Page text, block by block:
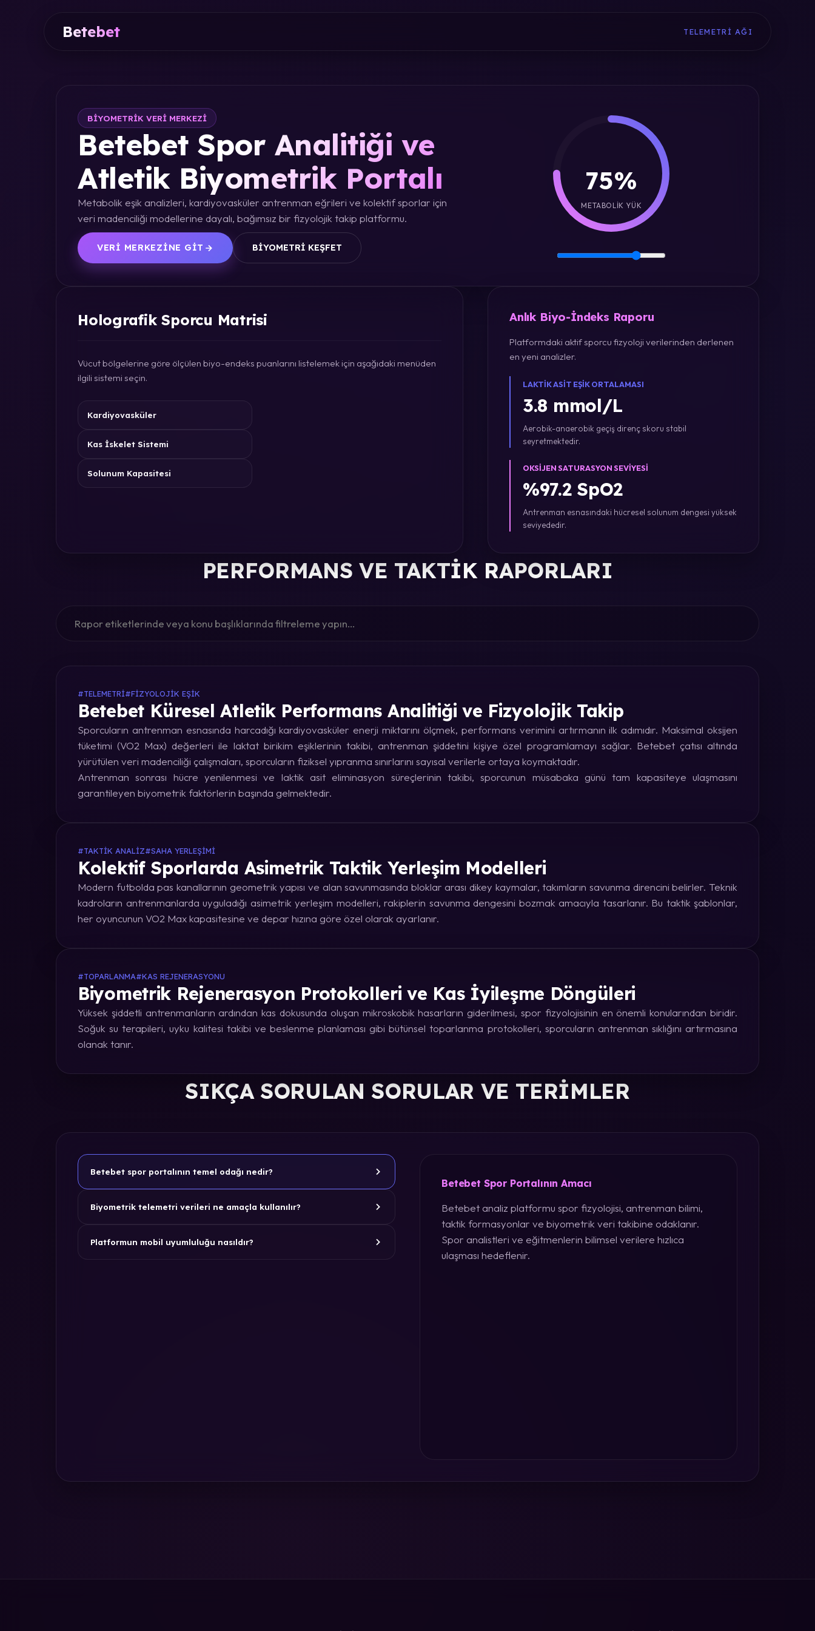
Betebet TELEMETRI AĞI
BIYOMETRIK VERI MERKEZI
Betebet Spor Analitiği ve
Atletik Biyometrik Portalı
Metabolik eşik analizleri, kardiyovasküler antrenman eğrileri ve kolektif sporlar için
veri madenciliği modellerine dayalı, bağımsız bir fizyolojik takip platformu.
VERI MERKEZINE GIT BIYOMETRI KEŞFET
75%
METABOLIK YÜK
Holografik Sporcu Matrisi
Vücut bölgelerine göre ölçülen biyo-endeks puanlarını listelemek için aşağıdaki menüden
ilgili sistemi seçin.
Kardiyovasküler
Kas İskelet Sistemi
Solunum Kapasitesi
Anlık Biyo-İndeks Raporu
Platformdaki aktif sporcu fizyoloji verilerinden derlenen
en yeni analizler.
LAKTIK ASIT EŞIK ORTALAMASI
3.8 mmol/L
Aerobik-anaerobik geçiş direnç skoru stabil
seyretmektedir.
OKSIJEN SATURASYON SEVIYESI
%97.2 SpO2
Antrenman esnasındaki hücresel solunum dengesi yüksek
seviyededir.
PERFORMANS VE TAKTIK RAPORLARI
#TELEMETRI#FIZYOLOJIK EŞIK
Betebet Küresel Atletik Performans Analitiği ve Fizyolojik Takip
Sporcuların antrenman esnasında harcadığı kardiyovasküler enerji miktarını ölçmek, performans verimini artırmanın ilk adımıdır. Maksimal oksijen
tüketimi (VO2 Max) değerleri ile laktat birikim eşiklerinin takibi, antrenman şiddetini kişiye özel programlamayı sağlar. Betebet çatısı altında
yürütülen veri madenciliği çalışmaları, sporcuların fiziksel yıpranma sınırlarını sayısal verilerle ortaya koymaktadır.
Antrenman sonrası hücre yenilenmesi ve laktik asit eliminasyon süreçlerinin takibi, sporcunun müsabaka günü tam kapasiteye ulaşmasını
garantileyen biyometrik faktörlerin başında gelmektedir.
#TAKTIK ANALIZ#SAHA YERLEŞIMI
Kolektif Sporlarda Asimetrik Taktik Yerleşim Modelleri
Modern futbolda pas kanallarının geometrik yapısı ve alan savunmasında bloklar arası dikey kaymalar, takımların savunma direncini belirler. Teknik
kadroların antrenmanlarda uyguladığı asimetrik yerleşim modelleri, rakiplerin savunma dengesini bozmak amacıyla tasarlanır. Bu taktik şablonlar,
her oyuncunun VO2 Max kapasitesine ve depar hızına göre özel olarak ayarlanır.
#TOPARLANMA#KAS REJENERASYONU
Biyometrik Rejenerasyon Protokolleri ve Kas İyileşme Döngüleri
Yüksek şiddetli antrenmanların ardından kas dokusunda oluşan mikroskobik hasarların giderilmesi, spor fizyolojisinin en önemli konularından biridir.
Soğuk su terapileri, uyku kalitesi takibi ve beslenme planlaması gibi bütünsel toparlanma protokolleri, sporcuların antrenman sıklığını artırmasına
olanak tanır.
SIKÇA SORULAN SORULAR VE TERIMLER
Betebet spor portalının temel odağı nedir?
Biyometrik telemetri verileri ne amaçla kullanılır?
Platformun mobil uyumluluğu nasıldır?
Betebet Spor Portalının Amacı
Betebet analiz platformu spor fizyolojisi, antrenman bilimi,
taktik formasyonlar ve biyometrik veri takibine odaklanır.
Spor analistleri ve eğitmenlerin bilimsel verilere hızlıca
ulaşması hedeflenir.